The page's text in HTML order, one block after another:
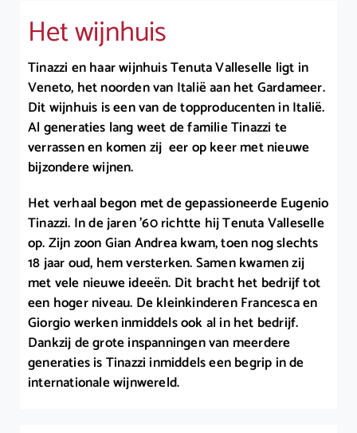
Het wijnhuis
Tinazzi en haar wijnhuis Tenuta Valleselle ligt in
Veneto, het noorden van Italië aan het Gardameer.
Dit wijnhuis is een van de topproducenten in Italië.
Al generaties lang weet de familie Tinazzi te
verrassen en komen zij eer op keer met nieuwe
bijzondere wijnen.
Het verhaal begon met de gepassioneerde Eugenio
Tinazzi. In de jaren ’60 richtte hij Tenuta Valleselle
op. Zijn zoon Gian Andrea kwam, toen nog slechts
18 jaar oud, hem versterken. Samen kwamen zij
met vele nieuwe ideeën. Dit bracht het bedrijf tot
een hoger niveau. De kleinkinderen Francesca en
Giorgio werken inmiddels ook al in het bedrijf.
Dankzij de grote inspanningen van meerdere
generaties is Tinazzi inmiddels een begrip in de
internationale wijnwereld.